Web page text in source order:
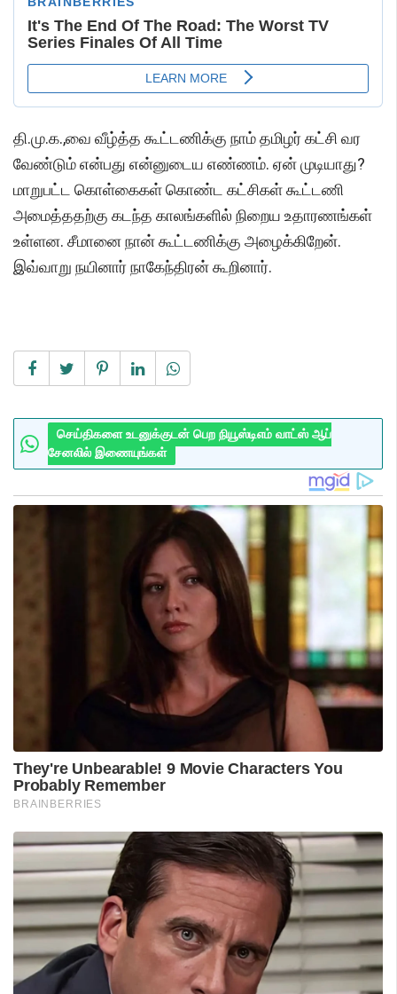
தி.மு.க.,வை வீழ்த்த கூட்டணிக்கு நாம் தமிழர் கட்சி வர
வேண்டும் என்பது என்னுடைய எண்ணம். ஏன் முடியாது?
மாறுபட்ட கொள்கைகள் கொண்ட கட்சிகள் கூட்டணி
அமைத்ததற்கு கடந்த காலங்களில் நிறைய உதாரணங்கள்
உள்ளன. சீமானை நான் கூட்டணிக்கு அழைக்கிறேன்.
இவ்வாறு நயினார் நாகேந்திரன் கூறினார்.
செய்திகளை உடனுக்குடன் பெற நியூஸ்டிஎம் வாட்ஸ் ஆப்
சேனலில் இணையுங்கள்